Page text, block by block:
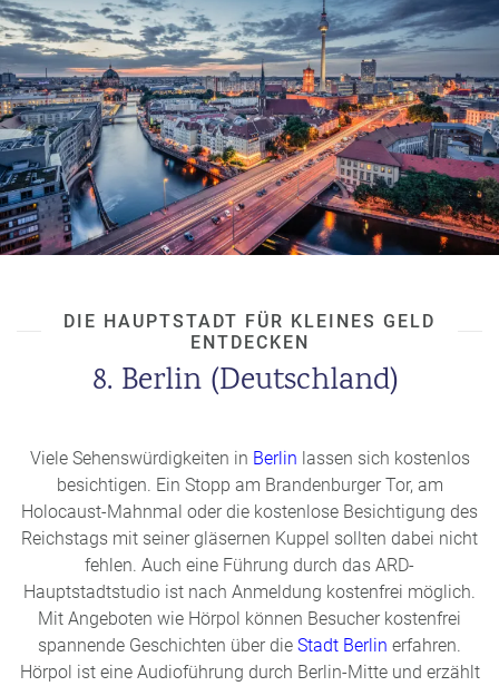
DIE HAUPTSTADT FÜR KLEINES GELD
ENTDECKEN
8. Berlin (Deutschland)
Viele Sehenswürdigkeiten in Berlin lassen sich kostenlos
besichtigen. Ein Stopp am Brandenburger Tor, am
Holocaust-Mahnmal oder die kostenlose Besichtigung des
Reichstags mit seiner gläsernen Kuppel sollten dabei nicht
fehlen. Auch eine Führung durch das ARD-
Hauptstadtstudio ist nach Anmeldung kostenfrei möglich.
Mit Angeboten wie Hörpol können Besucher kostenfrei
spannende Geschichten über die Stadt Berlin erfahren.
Hörpol ist eine Audioführung durch Berlin-Mitte und erzählt